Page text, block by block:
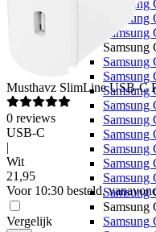
Samsung
Samsung
Samsung
Samsung
Samsung
Samsung
Samsung
Samsung
Samsung
Samsung
Samsung
Samsung
Samsung
Musthavz SlimLine USB-C
0 reviews
USB-C
|
Wit
21 ,95
Voor 10:30 besteld,
Vergelijk